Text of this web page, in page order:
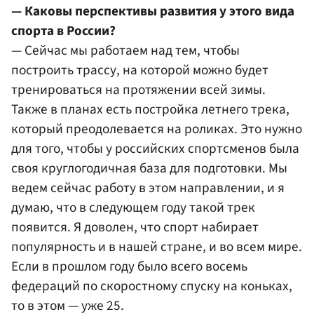
— Каковы перспективы развития у этого вида
спорта в России?
— Сейчас мы работаем над тем, чтобы
построить трассу, на которой можно будет
тренироваться на протяжении всей зимы.
Также в планах есть постройка летнего трека,
который преодолевается на роликах. Это нужно
для того, чтобы у российских спортсменов была
своя круглогодичная база для подготовки. Мы
ведем сейчас работу в этом направлении, и я
думаю, что в следующем году такой трек
появится. Я доволен, что спорт набирает
популярность и в нашей стране, и во всем мире.
Если в прошлом году было всего восемь
федераций по скоростному спуску на коньках,
то в этом — уже 25.